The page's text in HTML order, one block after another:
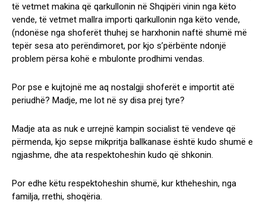
të vetmet makina që qarkullonin në Shqipëri vinin nga këto
vende, të vetmet mallra importi qarkullonin nga këto vende,
(ndonëse nga shoferët thuhej se harxhonin naftë shumë më
tepër sesa ato perëndimoret, por kjo s’përbënte ndonjë
problem përsa kohë e mbulonte prodhimi vendas.
Por pse e kujtojnë me aq nostalgji shoferët e importit atë
periudhë? Madje, me lot në sy disa prej tyre?
Madje ata as nuk e urrejnë kampin socialist të vendeve që
përmenda, kjo sepse mikpritja ballkanase është kudo shumë e
ngjashme, dhe ata respektoheshin kudo që shkonin.
Por edhe këtu respektoheshin shumë, kur ktheheshin, nga
familja, rrethi, shoqëria.